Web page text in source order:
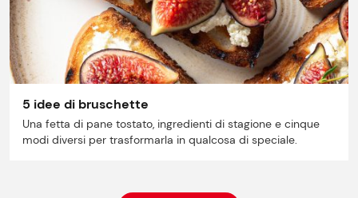
5 idee di bruschette
Una fetta di pane tostato, ingredienti di stagione e cinque
modi diversi per trasformarla in qualcosa di speciale.